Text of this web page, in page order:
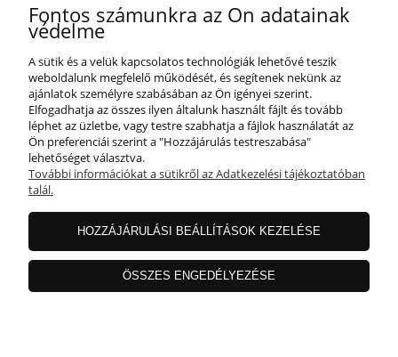
Segítünk Önnek!
info@naturfabutor.hu
SEGÍTSÉG
INFORMÁCIÓ
RÓLUNK
Fontos számunkra az Ön adatainak
védelme
A sütik és a velük kapcsolatos technológiák lehetővé teszik
weboldalunk megfelelő működését, és segítenek nekünk az
ajánlatok személyre szabásában az Ön igényei szerint.
Elfogadhatja az összes ilyen általunk használt fájlt és tovább
léphet az üzletbe, vagy testre szabhatja a fájlok használatát az
Ön preferenciái szerint a "Hozzájárulás testreszabása"
lehetőséget választva.
További információkat a sütikről az Adatkezelési tájékoztatóban
talál.
HOZZÁJÁRULÁSI BEÁLLÍTÁSOK KEZELÉSE
ÖSSZES ENGEDÉLYEZÉSE